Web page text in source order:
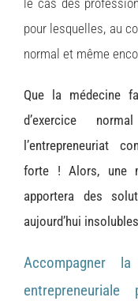
le cas des
pour lesquelles, au
normal et même
Que la médecine
d’exercice
l’entrepreneuriat
forte ! Alors, une
apportera des
aujourd’hui
Accompagner